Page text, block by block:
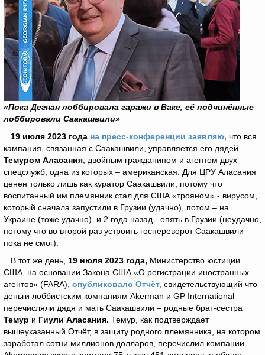
«Пока Дегнан лоббировала гаражи в Ваке, её подчинённые
лоббировали Саакашвили»
19 июля 2023 года на пресс-конференции заявляю, что вся
кампания, связанная с Саакашвили, управляется его дядей
Темуром Аласания , двойным гражданином и агентом двух
спецслужб, одна из которых – американская. Для ЦРУ Аласания
ценен только лишь как куратор Саакашвили, потому что
воспитанный им племянник стал для США «трояном» - вирусом,
который сначала запустили в Грузии (удачно), потом – на
Украине (тоже удачно), и 2 года назад - опять в Грузии (неудачно,
потому что во второй раз устроить госпереворот Саакашвили
пока не смог).
В тот же день, 19 июля 2023 года, Министерство юстиции
США, на основании Закона США «О регистрации иностранных
агентов» (FARA), опубликовало Отчёт, свидетельствующий что
деньги лоббистским компаниям Akerman и GP International
перечисляли дядя и мать Саакашвили – родные брат-сестра
Темур и Гиули Аласания. Темур, как подтверждает
вышеуказанный Отчёт, в защиту родного племянника, на котором
заработал сотни миллионов долларов, перечислил компании